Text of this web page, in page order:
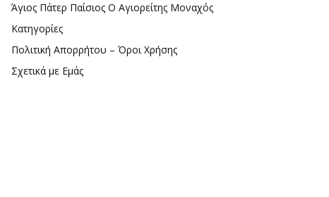
Άγιος Πάτερ Παίσιος Ο Αγιορείτης Μοναχός
Κατηγορίες
Πολιτική Απορρήτου – Όροι Χρήσης
Σχετικά με Εμάς